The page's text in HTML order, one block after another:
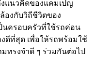
แนวคิดของแคมเปญ
ล้องกับวิถีชีวิตของ
นครอบครัวที่ใช้รถค่อน
ดีที่สุด เพื่อให้รถพร้อมใช้
ทรงจำดี ๆ ร่วมกันต่อไป